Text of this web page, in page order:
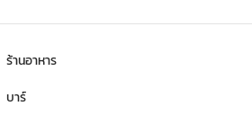
ร้านอาหาร
บาร์